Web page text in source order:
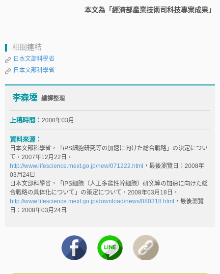
本文為「經濟部產業技術司科技專案成果」
相關連結
日本文部科學省
日本文部科學省
李森堙 編譯整理
上稿時間： 2008年03月
資料來源：
日本文部科學省，「iPS細胞研究等の加速に向けた総合戦略」の決定につい
て，2007年12月22日，
http://www.lifescience.mext.go.jp/new/071222.html ，最後瀏覽日：2008年
03月24日
日本文部科學省，「iPS細胞（人工多能性幹細胞）研究等の加速に向けた総
合戦略の具体化について」の策定について，2008年03月18日，
http://www.lifescience.mext.go.jp/download/news/080318.html ，最後瀏覽
日：2008年03月24日